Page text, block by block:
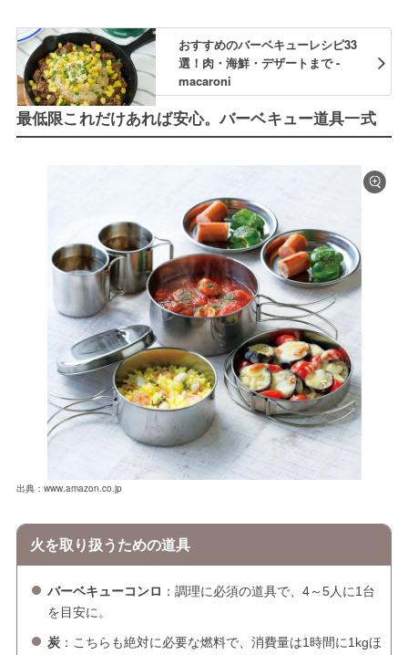
おすすめのバーベキューレシピ33
選！肉・海鮮・デザートまで -
macaroni
最低限これだけあれば安心。バーベキュー道具一式
出典：www.amazon.co.jp
火を取り扱うための道具
バーベキューコンロ ：調理に必須の道具で、4～5人に1台
を目安に。
炭：こちらも絶対に必要な燃料で、消費量は1時間に1kgほ